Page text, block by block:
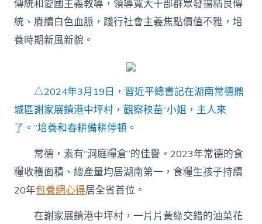
傳統和愛國主義教導，領導寬大干部群眾發揚精良傳
統、賡續白色血脈，踐行社會主義焦點價值不雅，培
養時期新風新貌。
△2024年3月19日，習近平總書記在湖南常德鼎
城區謝家展鎮港中坪村，觀察秧苗“小姐，主人來
了。”培養和春耕備耕停頓。
常德，素有“洞庭糧倉”的佳譽。2023年常德的食
糧收穫面積、總產量均居湖南第一，食糧生孩子持續
20年包養網心得居全省首位。
在謝家展鎮港中坪村，一片片黃綠交錯的油菜花